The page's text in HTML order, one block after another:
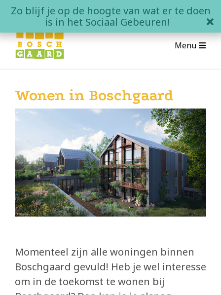
SkipZo blijf je op de hoogte van wat er te doen
is in het Sociaal Gebeuren!
Menu
Wat is Boschgaard?
Wonen in Boschgaard
Contact
Het Sociale Gebeuren
Agenda
Buurderij
Buurtbabbels
Wonen in Boschgaard
Momenteel zijn alle woningen binnen
Boschgaard gevuld! Heb je wel interesse
om in de toekomst te wonen bij